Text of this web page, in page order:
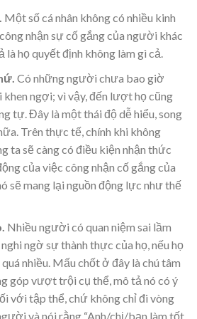
Một số cá nhân không có nhiều kinh
nhận sự cố gắng của người khác
là họ quyết định không làm gì cả.
Có những người chưa bao giờ
ngợi; vì vậy, đến lượt họ cũng
tự. Đây là một thái độ dễ hiểu, song
Trên thực tế, chính khi không
ta sẽ càng có điều kiện nhận thức
của việc công nhận cố gắng của
sẽ mang lại nguồn động lực như thế
Nhiều người có quan niệm sai lầm
ngờ sự thành thực của họ, nếu họ
nhiều. Mấu chốt ở đây là chú tâm
góp vượt trội cụ thể, mô tả nó có ý
với tập thể, chứ không chỉ đi vòng
và nói rằng “Anh/chị/bạn làm tốt